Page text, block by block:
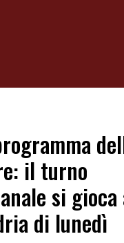
il turno
si gioca
di lunedì